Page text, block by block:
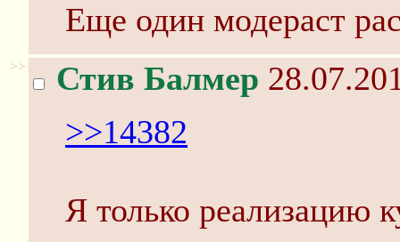
Еще один модераст
>> Стив Балмер
>>14382
Я только реализацию